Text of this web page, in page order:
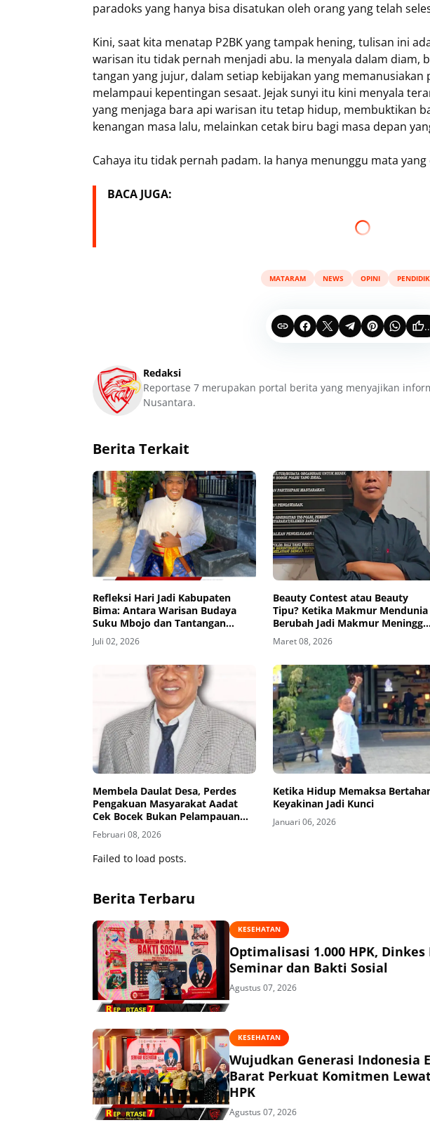
paradoks yang hanya bisa disatukan oleh orang yang telah
​Kini, saat kita menatap P2BK yang tampak hening, tulisan ini
warisan itu tidak pernah menjadi abu. Ia menyala dalam diam,
tangan yang jujur, dalam setiap kebijakan yang memanusiakan
melampaui kepentingan sesaat. Jejak sunyi itu kini menyala
yang menjaga bara api warisan itu tetap hidup, membuktikan
kenangan masa lalu, melainkan cetak biru bagi masa depan
​Cahaya itu tidak pernah padam. Ia hanya menunggu mata
BACA JUGA:
MATARAM NEWS OPINI
Redaksi
Reportase 7 merupakan portal berita yang menyajikan
Nusantara.
Berita Terkait
Refleksi Hari Jadi Kabupaten
Bima: Antara Warisan Budaya
Suku Mbojo dan Tantangan
Politik Kontemporer
Juli 02, 2026
Beauty Contest atau Beauty
Tipu? Ketika Makmur Mendunia
Berubah Jadi Makmur
Dunia
Maret 08, 2026
Membela Daulat Desa, Perdes
Pengakuan Masyarakat Aadat
Cek Bocek Bukan Pelampauan
Kewenangan
Februari 08, 2026
Ketika Hidup Memaksa
Keyakinan Jadi Kunci
Januari 06, 2026
Failed to load posts.
Berita Terbaru
KESEHATAN
Optimalisasi 1.000 HPK, Dinkes
Seminar dan Bakti Sosial
Agustus 07, 2026
KESEHATAN
Wujudkan Generasi Indonesia
Barat Perkuat Komitmen
HPK
Agustus 07, 2026